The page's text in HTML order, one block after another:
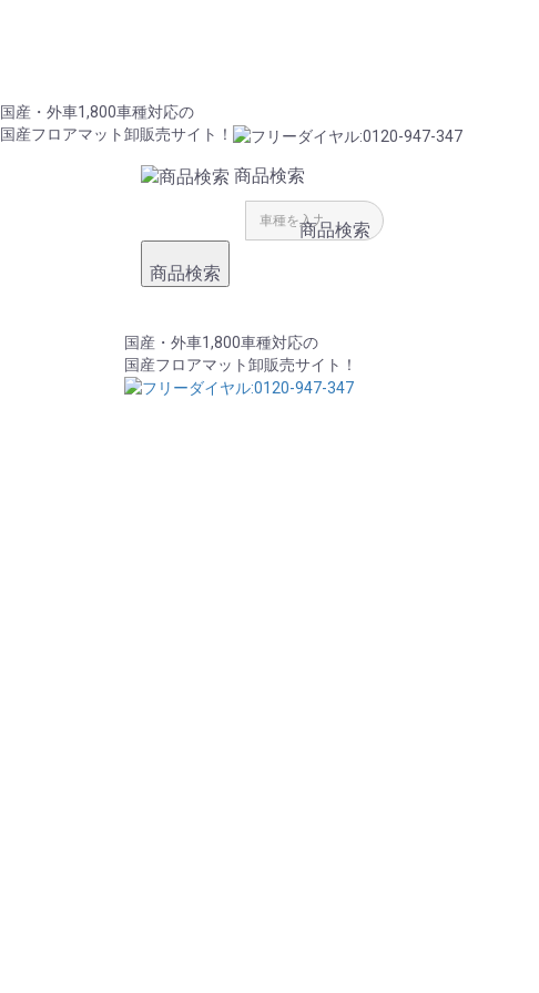
国産・外車1,800車種対応の
国産フロアマット卸販売サイト！
商品検索
商品検索
商品検索
国産・外車1,800車種対応の
国産フロアマット卸販売サイト！